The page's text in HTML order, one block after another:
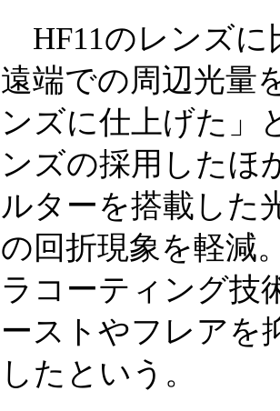
HF11のレンズに
遠端での周辺光量
ンズに仕上げた」
ンズの採用したほ
ルターを搭載した
の回折現象を軽減
ラコーティング技
ーストやフレアを
したという。